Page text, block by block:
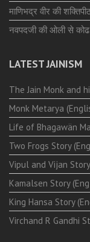
माणिभद्र वीर की
नवपदजी की ओली से कोढ
LATEST JAINISM
The Jain Monk and
Monk Metarya
Life of Bhagawän
Two Frogs Story
Vipul and Vijan
Kamalsen Story
King Hansa Story
Virchand R Gandhi